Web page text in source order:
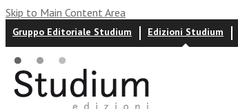
Skip to Main Content Area
Gruppo Editoriale Studium Edizioni Studium